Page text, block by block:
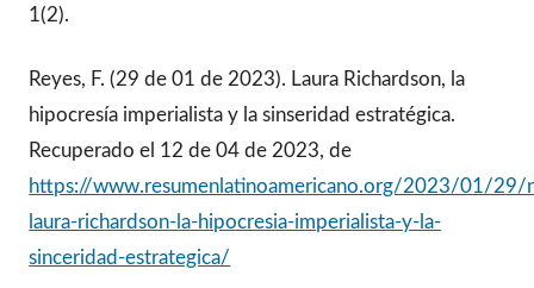
1(2).
Reyes, F. (29 de 01 de 2023). Laura Richardson, la
hipocresía imperialista y la sinseridad estratégica.
Recuperado el 12 de 04 de 2023, de
https://www.resumenlatinoamericano.org/2023/01/29/
laura-richardson-la-hipocresia-imperialista-y-la-
sinceridad-estrategica/